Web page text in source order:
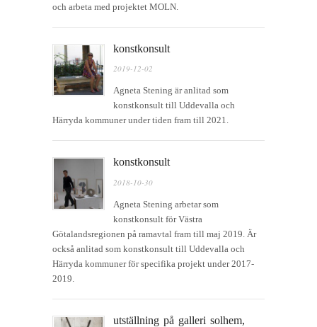
och arbeta med projektet MOLN.
konstkonsult
2019-12-02
Agneta Stening är anlitad som
konstkonsult till Uddevalla och
Härryda kommuner under tiden fram till 2021.
konstkonsult
2018-10-30
Agneta Stening arbetar som
konstkonsult för Västra
Götalandsregionen på ramavtal fram till maj 2019. Är
också anlitad som konstkonsult till Uddevalla och
Härryda kommuner för specifika projekt under 2017-
2019.
utställning på galleri solhem,